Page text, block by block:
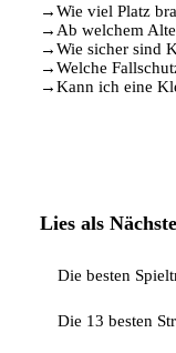
→Wie viel Platz
→ Ab welchem
→Wie sicher sind
→Welche
→Kann ich eine
Lies als
Die besten
Die 13 besten